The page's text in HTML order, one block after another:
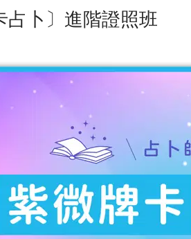
占卜〕進階證照班